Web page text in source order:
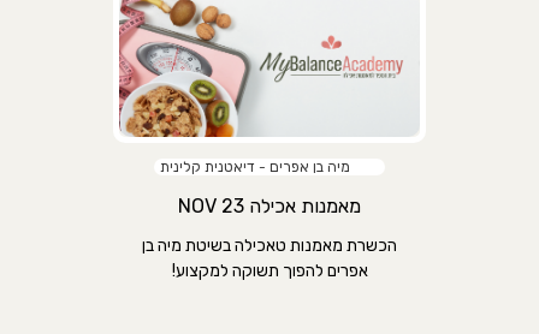
מיה בן אפרים - דיאטנית קלינית
מאמנות אכילה NOV 23
הכשרת מאמנות טאכילה בשיטת מיה בן
אפרים להפוך תשוקה למקצוע!